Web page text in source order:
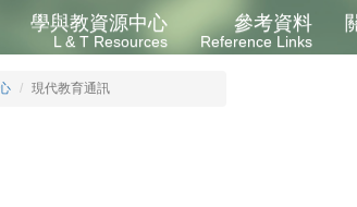
學與教資源中心
L & T Resources
參考資料
Reference Links
現代教育通訊